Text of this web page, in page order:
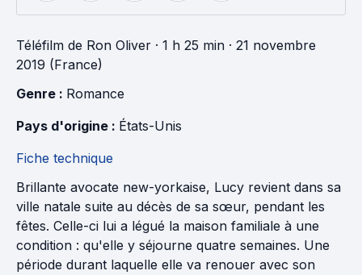
Téléfilm de Ron Oliver · 1 h 25 min · 21 novembre
2019 (France)
Genre : Romance
Pays d'origine : États-Unis
Fiche technique
Brillante avocate new-yorkaise, Lucy revient dans sa
ville natale suite au décès de sa sœur, pendant les
fêtes. Celle-ci lui a légué la maison familiale à une
condition : qu'elle y séjourne quatre semaines. Une
période durant laquelle elle va renouer avec son